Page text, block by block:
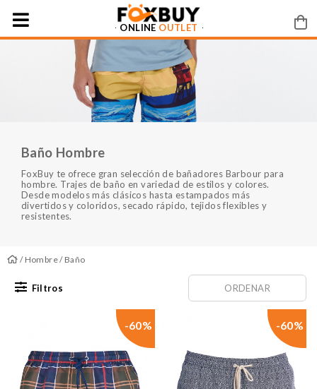
ONLINE OUTLET
Baño Hombre
FoxBuy te ofrece gran selección de bañadores Barbour para
hombre. Trajes de baño en variedad de estilos y colores.
Desde modelos más clásicos hasta estampados más
divertidos y coloridos, secado rápido, tejidos flexibles y
resistentes.
/ Hombre/ Baño
Filtros ORDENAR
-60% -60%